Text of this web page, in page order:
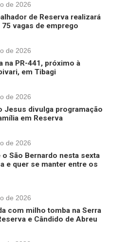
de 2026
de Reserva realizará
vagas de emprego
de 2026
na PR-441, próximo à
em Tibagi
de 2026
Jesus divulga programação
em Reserva
de 2026
São Bernardo nesta sexta
e quer se manter entre os
de 2026
com milho tomba na Serra
e Cândido de Abreu